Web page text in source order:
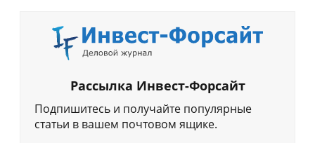
Рассылка Инвест-Форсайт
Подпишитесь и получайте популярные
статьи в вашем почтовом ящике.